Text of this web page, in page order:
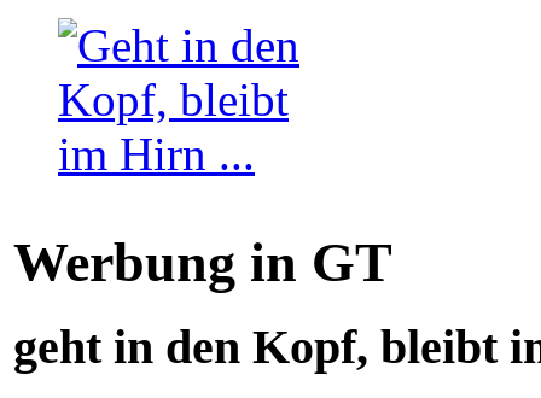
Werbung in GT
geht in den Kopf, bleibt